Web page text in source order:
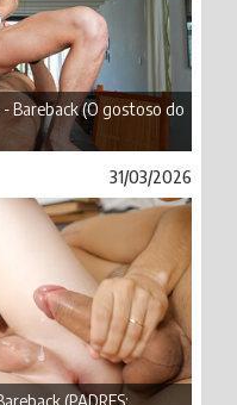
Bareback (O gostoso do
31/03/2026